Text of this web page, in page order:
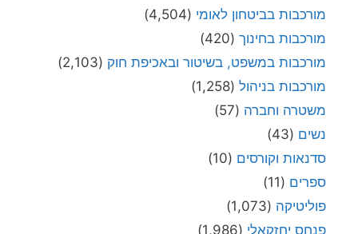
מורכבות בביטחון לאומי (4,504)
מורכבות בחינוך (420)
מורכבות במשפט, בשיטור ובאכיפת חוק (2,103)
מורכבות בניהול (1,258)
משטרה וחברה (57)
נשים (43)
סדנאות וקורסים (10)
ספרים (11)
פוליטיקה (1,073)
פנחס יחזקאלי (1,986)